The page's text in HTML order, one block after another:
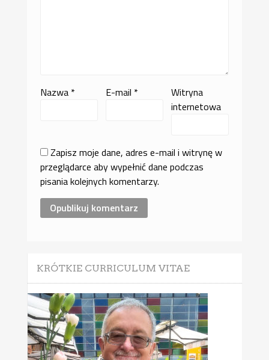
Nazwa * E-mail *
Witryna
internetowa
Zapisz moje dane, adres e-mail i witrynę w
przeglądarce aby wypełnić dane podczas
pisania kolejnych komentarzy.
KRÓTKIE CURRICULUM VITAE